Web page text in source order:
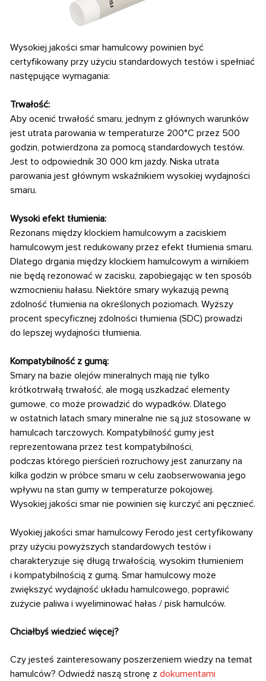
Wysokiej jakości smar hamulcowy powinien być
certyfikowany przy użyciu standardowych testów i spełniać
następujące wymagania:
Trwałość:
Aby ocenić trwałość smaru, jednym z głównych warunków
jest utrata parowania w temperaturze 200°C przez 500
godzin, potwierdzona za pomocą standardowych testów.
Jest to odpowiednik 30 000 km jazdy. Niska utrata
parowania jest głównym wskaźnikiem wysokiej wydajności
smaru.
Wysoki efekt tłumienia:
Rezonans między klockiem hamulcowym a zaciskiem
hamulcowym jest redukowany przez efekt tłumienia smaru.
Dlatego drgania między klockiem hamulcowym a wirnikiem
nie będą rezonować w zacisku, zapobiegając w ten sposób
wzmocnieniu hałasu. Niektóre smary wykazują pewną
zdolność tłumienia na określonych poziomach. Wyższy
procent specyficznej zdolności tłumienia (SDC) prowadzi
do lepszej wydajności tłumienia.
Kompatybilność z gumą:
Smary na bazie olejów mineralnych mają nie tylko
krótkotrwałą trwałość, ale mogą uszkadzać elementy
gumowe, co może prowadzić do wypadków. Dlatego
w ostatnich latach smary mineralne nie są już stosowane w
hamulcach tarczowych. Kompatybilność gumy jest
reprezentowana przez test kompatybilności,
podczas którego pierścień rozruchowy jest zanurzany na
kilka godzin w próbce smaru w celu zaobserwowania jego
wpływu na stan gumy w temperaturze pokojowej.
Wysokiej jakości smar nie powinien się kurczyć ani pęcznieć.
Wyokiej jakości smar hamulcowy Ferodo jest certyfikowany
przy użyciu powyższych standardowych testów i
charakteryzuje się długą trwałością, wysokim tłumieniem
i kompatybilnością z gumą. Smar hamulcowy może
zwiększyć wydajność układu hamulcowego, poprawić
zużycie paliwa i wyeliminować hałas / pisk hamulców.
Chciałbyś wiedzieć więcej?
Czy jesteś zainteresowany poszerzeniem wiedzy na temat
hamulców? Odwiedź naszą stronę z dokumentami